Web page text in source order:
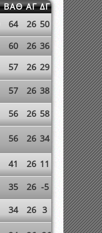
ΒΑΘ ΑΓ ΔΓ
64 26 50
60 26 36
57 26 29
57 26 38
56 26 58
56 26 34
41 26 11
35 26 -5
34 26 3